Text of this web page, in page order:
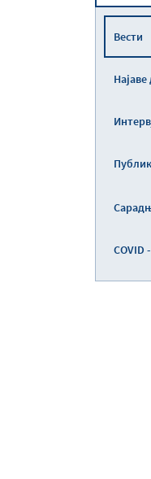
Вести
Најаве
COVID